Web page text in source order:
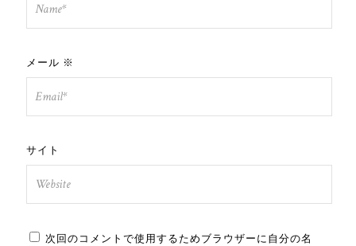
メール ※
サイト
次回のコメントで使用するためブラウザーに自分の名